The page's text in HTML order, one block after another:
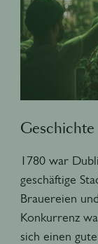
Geschichte
1780 war
geschäftige
Brauereien
Konkurrenz
sich einen